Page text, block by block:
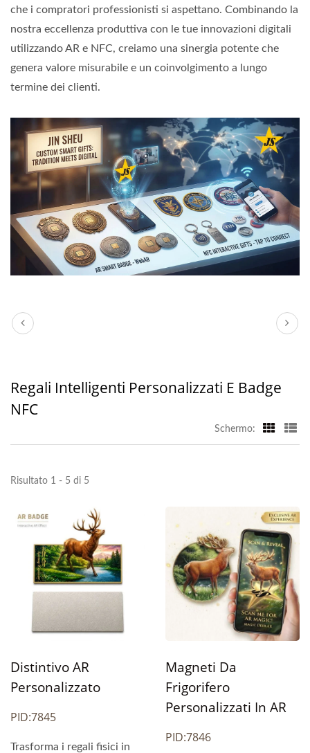
che i compratori professionisti si aspettano. Combinando la
nostra eccellenza produttiva con le tue innovazioni digitali
utilizzando AR e NFC, creiamo una sinergia potente che
genera valore misurabile e un coinvolgimento a lungo
termine dei clienti.
Regali Intelligenti Personalizzati E Badge
NFC
Schermo:
Risultato 1 - 5 di 5
Distintivo AR
Personalizzato
PID:7845
Trasforma i regali fisici in
Magneti Da
Frigorifero
Personalizzati In AR
PID:7846